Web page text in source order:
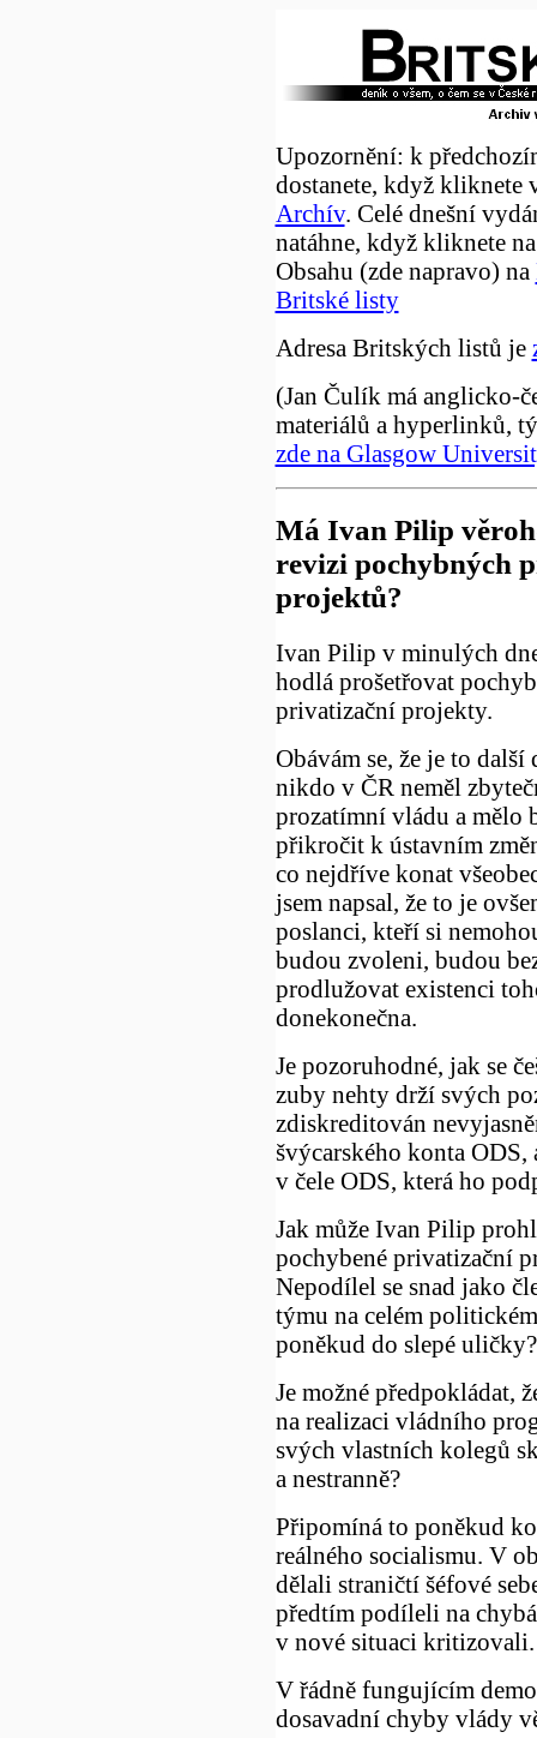
Upozornění: k
dostanete, když kliknete
Archív. Celé dnešní
natáhne, když kliknete
Obsahu (zde napravo) na
Britské listy
Adresa Britských listů je
(Jan Čulík má anglicko-
materiálů a hyperlinků,
zde na Glasgow
Má Ivan Pilip
revizi pochybných
projektů?
Ivan Pilip v minulých
hodlá prošetřovat
privatizační projekty.
Obávám se, že je to další
nikdo v ČR neměl
prozatímní vládu a mělo
přikročit k ústavním
co nejdříve konat
jsem napsal, že to je
poslanci, kteří si
budou zvoleni, budou
prodlužovat existenci
donekonečna.
Je pozoruhodné, jak se
zuby nehty drží svých
zdiskreditován
švýcarského konta ODS,
v čele ODS, která ho
Jak může Ivan Pilip
pochybené privatizační
Nepodílel se snad jako
týmu na celém
poněkud do slepé uličky?
Je možné předpokládat,
na realizaci vládního
svých vlastních kolegů
a nestranně?
Připomíná to poněkud
reálného socialismu. V
dělali straničtí šéfové
předtím podíleli na
v nové situaci
V řádně fungujícím
dosavadní chyby vlády